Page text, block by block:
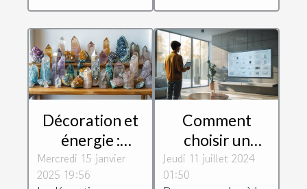
Décoration et
énergie :
harmoniser
votre espace
Mercredi 15 janvier
2025 19:56
Comment
choisir un
système
d'alarme
Jeudi 11 juillet 2024
01:50